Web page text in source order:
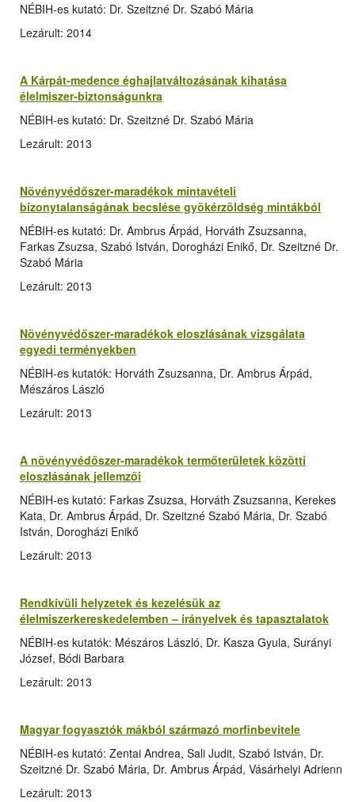
NÉBIH-es kutató: Dr. Szeitzné Dr. Szabó Mária
Lezárult: 2014
A Kárpát-medence éghajlatváltozásának kihatása
élelmiszer-biztonságunkra
NÉBIH-es kutató: Dr. Szeitzné Dr. Szabó Mária
Lezárult: 2013
Növényvédőszer-maradékok mintavételi
bizonytalanságának becslése gyökérzöldség mintákból
NÉBIH-es kutató: Dr. Ambrus Árpád, Horváth Zsuzsanna,
Farkas Zsuzsa, Szabó István, Dorogházi Enikő, Dr. Szeitzné Dr.
Szabó Mária
Lezárult: 2013
Növényvédőszer-maradékok eloszlásának vizsgálata
egyedi terményekben
NÉBIH-es kutatók: Horváth Zsuzsanna, Dr. Ambrus Árpád,
Mészáros László
Lezárult: 2013
A növényvédőszer-maradékok termőterületek közötti
eloszlásának jellemzői
NÉBIH-es kutató: Farkas Zsuzsa, Horváth Zsuzsanna, Kerekes
Kata, Dr. Ambrus Árpád, Dr. Szeitzné Szabó Mária, Dr. Szabó
István, Dorogházi Enikő
Lezárult: 2013
Rendkívüli helyzetek és kezelésük az
élelmiszerkereskedelemben – irányelvek és tapasztalatok
NÉBIH-es kutatók: Mészáros László, Dr. Kasza Gyula, Surányi
József, Bódi Barbara
Lezárult: 2013
Magyar fogyasztók mákból származó morfinbevitele
NÉBIH-es kutató: Zentai Andrea, Sali Judit, Szabó István, Dr.
Szeitzné Dr. Szabó Mária, Dr. Ambrus Árpád, Vásárhelyi Adrienn
Lezárult: 2013